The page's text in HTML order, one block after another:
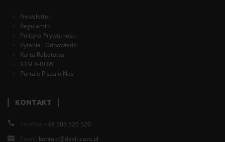
Newsletter
Regulamin
Polityka Prywatności
Pytania i Odpowiedzi
Karta Rabatowa
KTM X-BOW
Portale Piszą o Nas
KONTAKT
Telefon: +48 503 520 520
Email: kontakt@devil-cars.pl